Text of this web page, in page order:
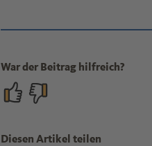
War der Beitrag hilfreich?
Diesen Artikel teilen